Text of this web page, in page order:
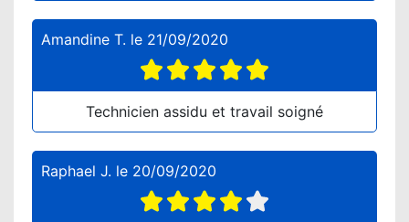
Amandine T. le 21/09/2020
Technicien assidu et travail soigné
Raphael J. le 20/09/2020